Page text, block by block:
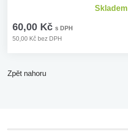
60,00 Kč s DPH
50,00 Kč bez DPH
Skladem
Zpět nahoru